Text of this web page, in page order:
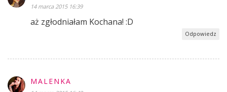
14 marca 2015 16:39
aż zgłodniałam Kochana! :D
Odpowiedz
MALENKA